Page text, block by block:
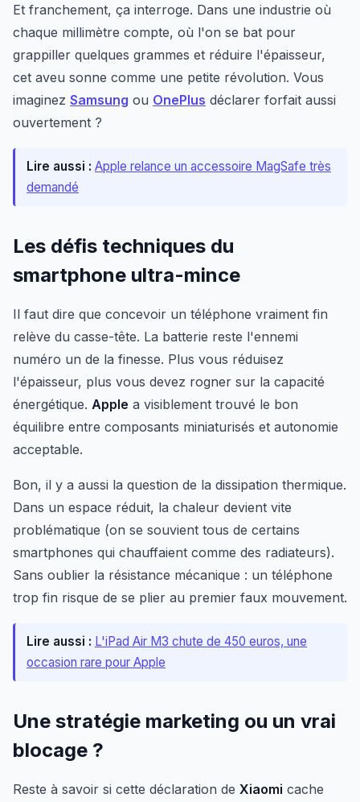
Et franchement, ça interroge. Dans une industrie où
chaque millimètre compte, où l'on se bat pour
grappiller quelques grammes et réduire l'épaisseur,
cet aveu sonne comme une petite révolution. Vous
imaginez Samsung ou OnePlus déclarer forfait aussi
ouvertement ?
Lire aussi : Apple relance un accessoire MagSafe très
demandé
Les défis techniques du
smartphone ultra-mince
Il faut dire que concevoir un téléphone vraiment fin
relève du casse-tête. La batterie reste l'ennemi
numéro un de la finesse. Plus vous réduisez
l'épaisseur, plus vous devez rogner sur la capacité
énergétique. Apple a visiblement trouvé le bon
équilibre entre composants miniaturisés et autonomie
acceptable.
Bon, il y a aussi la question de la dissipation thermique.
Dans un espace réduit, la chaleur devient vite
problématique (on se souvient tous de certains
smartphones qui chauffaient comme des radiateurs).
Sans oublier la résistance mécanique : un téléphone
trop fin risque de se plier au premier faux mouvement.
Lire aussi : L'iPad Air M3 chute de 450 euros, une
occasion rare pour Apple
Une stratégie marketing ou un vrai
blocage ?
Reste à savoir si cette déclaration de Xiaomi cache